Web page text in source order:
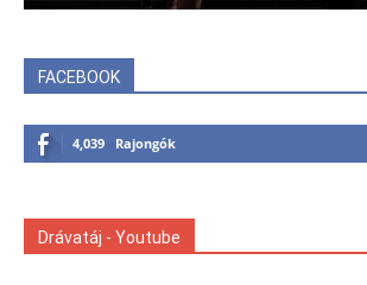
FACEBOOK
4,039 Rajongók
Drávatáj - Youtube